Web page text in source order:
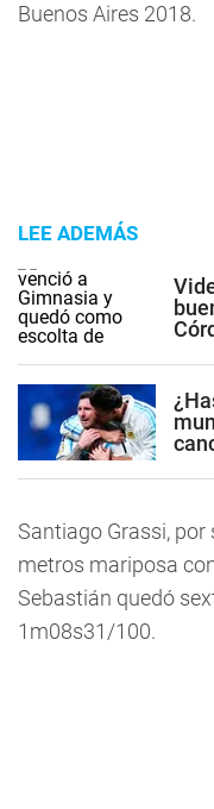
Buenos Aires 2018.
LEE ADEMÁS
Santiago Grassi, por
metros mariposa
Sebastián quedó
1m08s31/100.